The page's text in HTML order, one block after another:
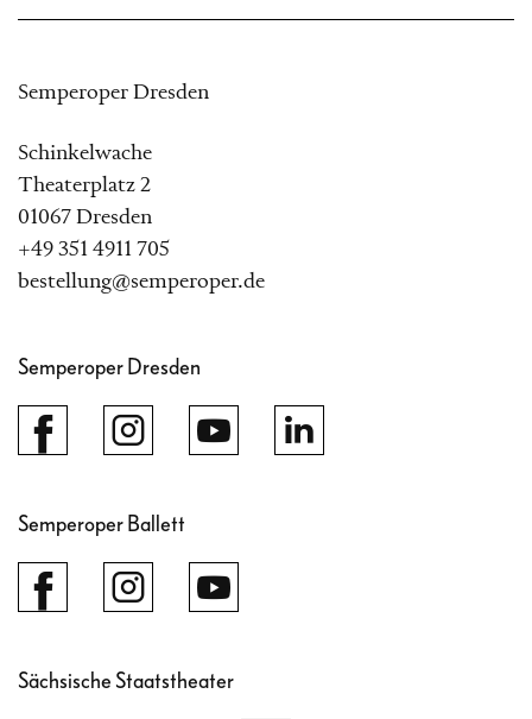
Semperoper Dresden
Schinkelwache
Theaterplatz 2
01067 Dresden
+49 351 4911 705
bestellung@semperoper.de
Semperoper Dresden
Semperoper Ballett
Sächsische Staatstheater